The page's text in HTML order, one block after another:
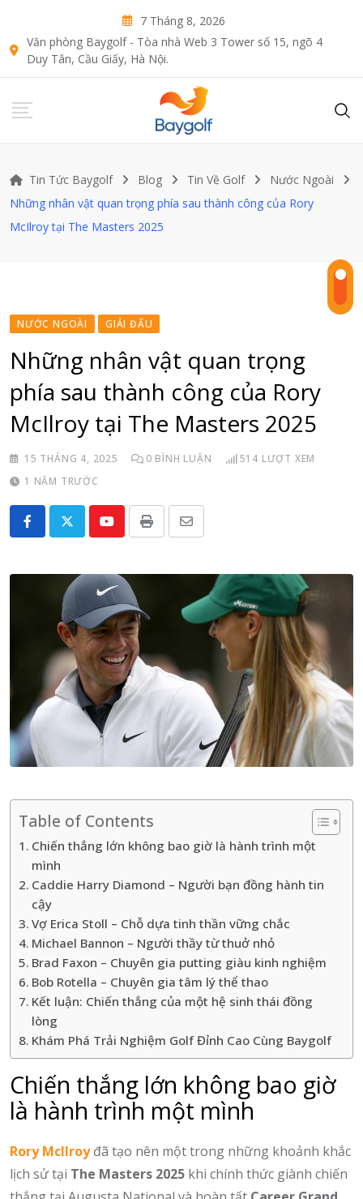
content
7 Tháng 8, 2026
Văn phòng Baygolf - Tòa nhà Web 3 Tower số 15, ngõ 4
Duy Tân, Cầu Giấy, Hà Nội.
Tin Tức Baygolf Blog Tin Về Golf
Nước Ngoài
Những nhân vật quan trọng phía sau thành công của Rory
McIlroy tại The Masters 2025
NƯỚC NGOÀI GIẢI ĐẤU
Những nhân vật quan trọng
phía sau thành công của Rory
McIlroy tại The Masters 2025
15 THÁNG 4, 2025 0 BÌNH LUẬN 514 LƯỢT XEM
1 NĂM TRƯỚC
YoutubePrint
Share
Email
Table of Contents
Chiến thắng lớn không bao giờ là hành trình một
mình
Caddie Harry Diamond – Người bạn đồng hành tin
cậy
Vợ Erica Stoll – Chỗ dựa tinh thần vững chắc
Michael Bannon – Người thầy từ thuở nhỏ
Brad Faxon – Chuyên gia putting giàu kinh nghiệm
Bob Rotella – Chuyên gia tâm lý thể thao
Kết luận: Chiến thắng của một hệ sinh thái đồng
lòng
Khám Phá Trải Nghiệm Golf Đỉnh Cao Cùng Baygolf
Chiến thắng lớn không bao giờ
là hành trình một mình
Rory McIlroyđã tạo nên một trong những khoảnh khắc
lịch sử tại The Masters 2025 khi chính thức giành chiến